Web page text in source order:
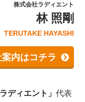
株式会社ラディエント
林 照剛
TERUTAKE HAYASHI
内はコチラ
ディエント」代表